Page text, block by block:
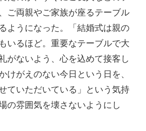
ご両親やご家族が座るテーブル
ようになった。「結婚式は親の
いるほど。重要なテーブルで大
がないよう、心を込めて接客し
けがえのない今日という日を、
ていただいている」という気持
の雰囲気を壊さないようにし